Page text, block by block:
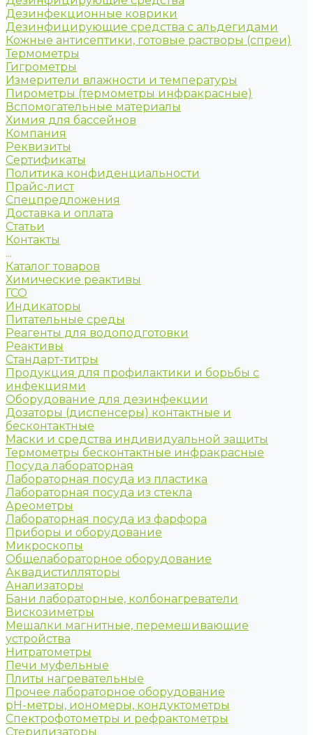
Дезинфекционные коврики
Дезинфицирующие средства с альдегидами
Кожные антисептики, готовые растворы (спреи)
Термометры
Гигрометры
Измерители влажности и температуры
Пирометры (термометры инфракрасные)
Вспомогательные материалы
Химия для бассейнов
Компания
Реквизиты
Сертификаты
Политика конфиденциальности
Прайс-лист
Спецпредложения
Доставка и оплата
Статьи
Контакты
...
Каталог товаров
Химические реактивы
ГСО
Индикаторы
Питательные среды
Реагенты для водоподготовки
Реактивы
Стандарт-титры
Продукция для профилактики и борьбы с
инфекциями
Оборудование для дезинфекции
Дозаторы (диспенсеры) контактные и
бесконтактные
Маски и средства индивидуальной защиты
Термометры бесконтактные инфракрасные
Посуда лабораторная
Лабораторная посуда из пластика
Лабораторная посуда из стекла
Ареометры
Лабораторная посуда из фарфора
Приборы и оборудование
Микроскопы
Общелабораторное оборудование
Аквадистилляторы
Анализаторы
Бани лабораторные, колбонагреватели
Вискозиметры
Мешалки магнитные, перемешивающие
устройства
Нитратометры
Печи муфельные
Плиты нагревательные
Прочее лабораторное оборудование
рН-метры, иономеры, кондуктометры
Спектрофотометры и рефрактометры
Стерилизаторы